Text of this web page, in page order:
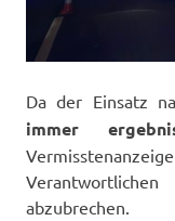
Da der Einsatz
immer
abzubrechen.